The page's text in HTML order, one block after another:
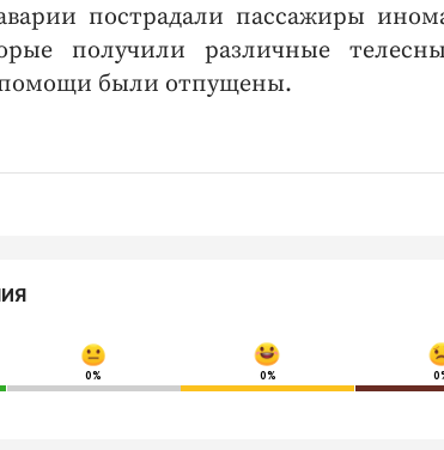
пострадали пассажиры
получили различные
были отпущены.
0% 0%